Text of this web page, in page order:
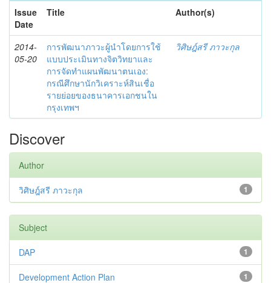
Issue
Date
Title Author(s)
2014-
05-20
การพัฒนาภาวะผู้นำโดยการใช้
แบบประเมินทางจิตวิทยาและ
การจัดทำแผนพัฒนาตนเอง:
กรณีศึกษานักวิเคราะห์สินเชื่อ
รายย่อยของธนาคารเอกชนใน
กรุงเทพฯ
วิศิษฎ์สรี ภาวะกุล
Discover
Author
1
วิศิษฎ์สรี ภาวะกุล
Subject
1
DAP
1
Development Action Plan